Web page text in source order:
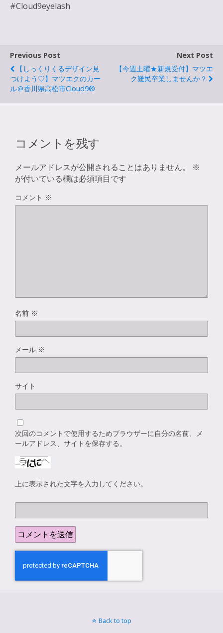
#Cloud9eyelash
Previous Post
【しっくりくるデザイン見
つけよう♡】マツエクのカー
ル＠香川県高松市Cloud9®
Next Post
【今週土曜★新規受付】マツエ
ク難民卒業しませんか？
コメントを残す
メールアドレスが公開されることはありません。
※
が付いている欄は必須項目です
コメント ※
名前 ※
メール ※
サイト
次回のコメントで使用するためブラウザーに自分の名前、メ
ールアドレス、サイトを保存する。
上に表示された文字を入力してください。
Back to top